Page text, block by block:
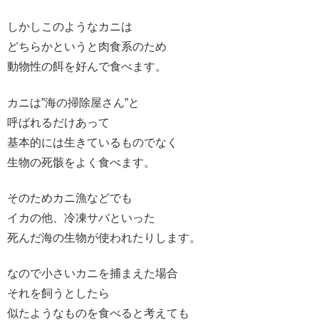
しかしこのようなカニは
どちらかというと肉食系のため
動物性の餌を好んで食べます。
カニは”海の掃除屋さん”と
呼ばれるだけあって
基本的には生きているものでなく
生物の死骸をよく食べます。
そのためカニ漁などでも
イカの他、冷凍サバといった
死んだ海の生物が使われたりします。
なので小さいカニを捕まえた場合
それを飼うとしたら
似たようなものを食べると考えても